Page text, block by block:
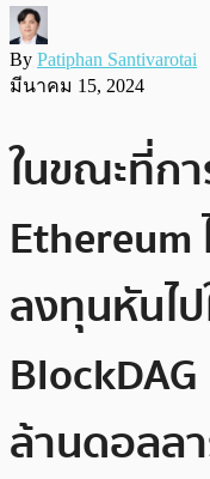
By Patiphan Santivarotai
มีนาคม 15, 2024
ในขณะที่ก
Ethereum
ลงทุนหันไ
ล้านดอลล